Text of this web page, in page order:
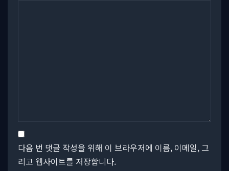
다음 번 댓글 작성을 위해 이 브라우저에 이름, 이메일, 그
리고 웹사이트를 저장합니다.